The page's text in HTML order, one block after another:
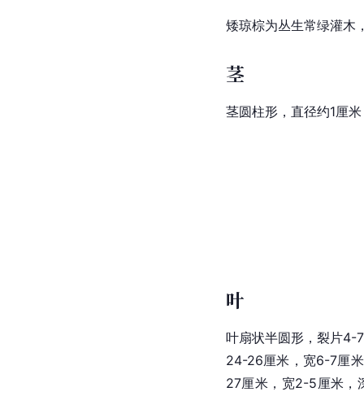
矮琼棕为丛生常绿灌木
茎
茎圆柱形，直径约1厘
叶
叶扇状半圆形，裂片4-
24-26厘米，宽6-7厘
27厘米，宽2-5厘米，